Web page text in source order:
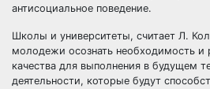
антисоциальное поведение.
Школы и университеты, считает Л.
молодежи осознать необходимость и
качества для выполнения в будущем
деятельности, которые будут